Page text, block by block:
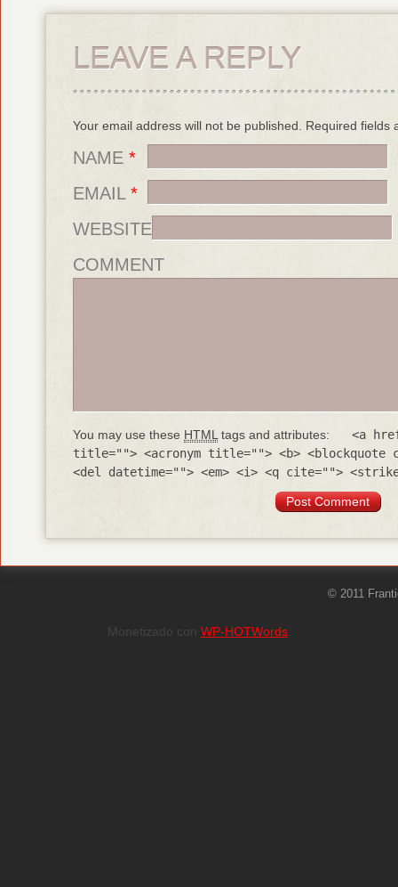
LEAVE A REPLY
Your email address will not be published. Required fields
NAME *
EMAIL *
WEBSITE
COMMENT
You may use these HTMLtags and attributes:
<a
title=""> <acronym title=""> <b> <blockquote
<del datetime=""> <em> <i> <q cite="">
© 2011
Monetizado con WP-HOTWords.